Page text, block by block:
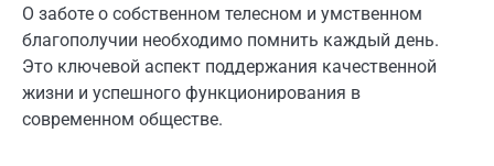
О заботе о собственном телесном и умственном
благополучии необходимо помнить каждый день.
Это ключевой аспект поддержания качественной
жизни и успешного функционирования в
современном обществе.